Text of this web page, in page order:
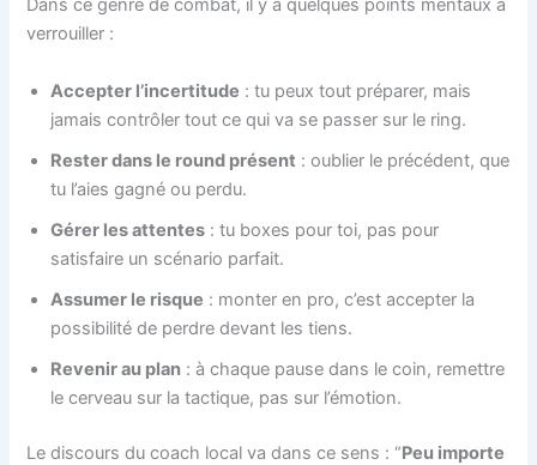
Dans ce genre de combat, il y a quelques points mentaux à
verrouiller :
Accepter l’incertitude : tu peux tout préparer, mais
jamais contrôler tout ce qui va se passer sur le ring.
Rester dans le round présent : oublier le précédent, que
tu l’aies gagné ou perdu.
Gérer les attentes : tu boxes pour toi, pas pour
satisfaire un scénario parfait.
Assumer le risque : monter en pro, c’est accepter la
possibilité de perdre devant les tiens.
Revenir au plan : à chaque pause dans le coin, remettre
le cerveau sur la tactique, pas sur l’émotion.
Le discours du coach local va dans ce sens : “Peu importe